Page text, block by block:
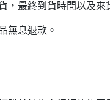
最終到貨時間以及來
無息退款。